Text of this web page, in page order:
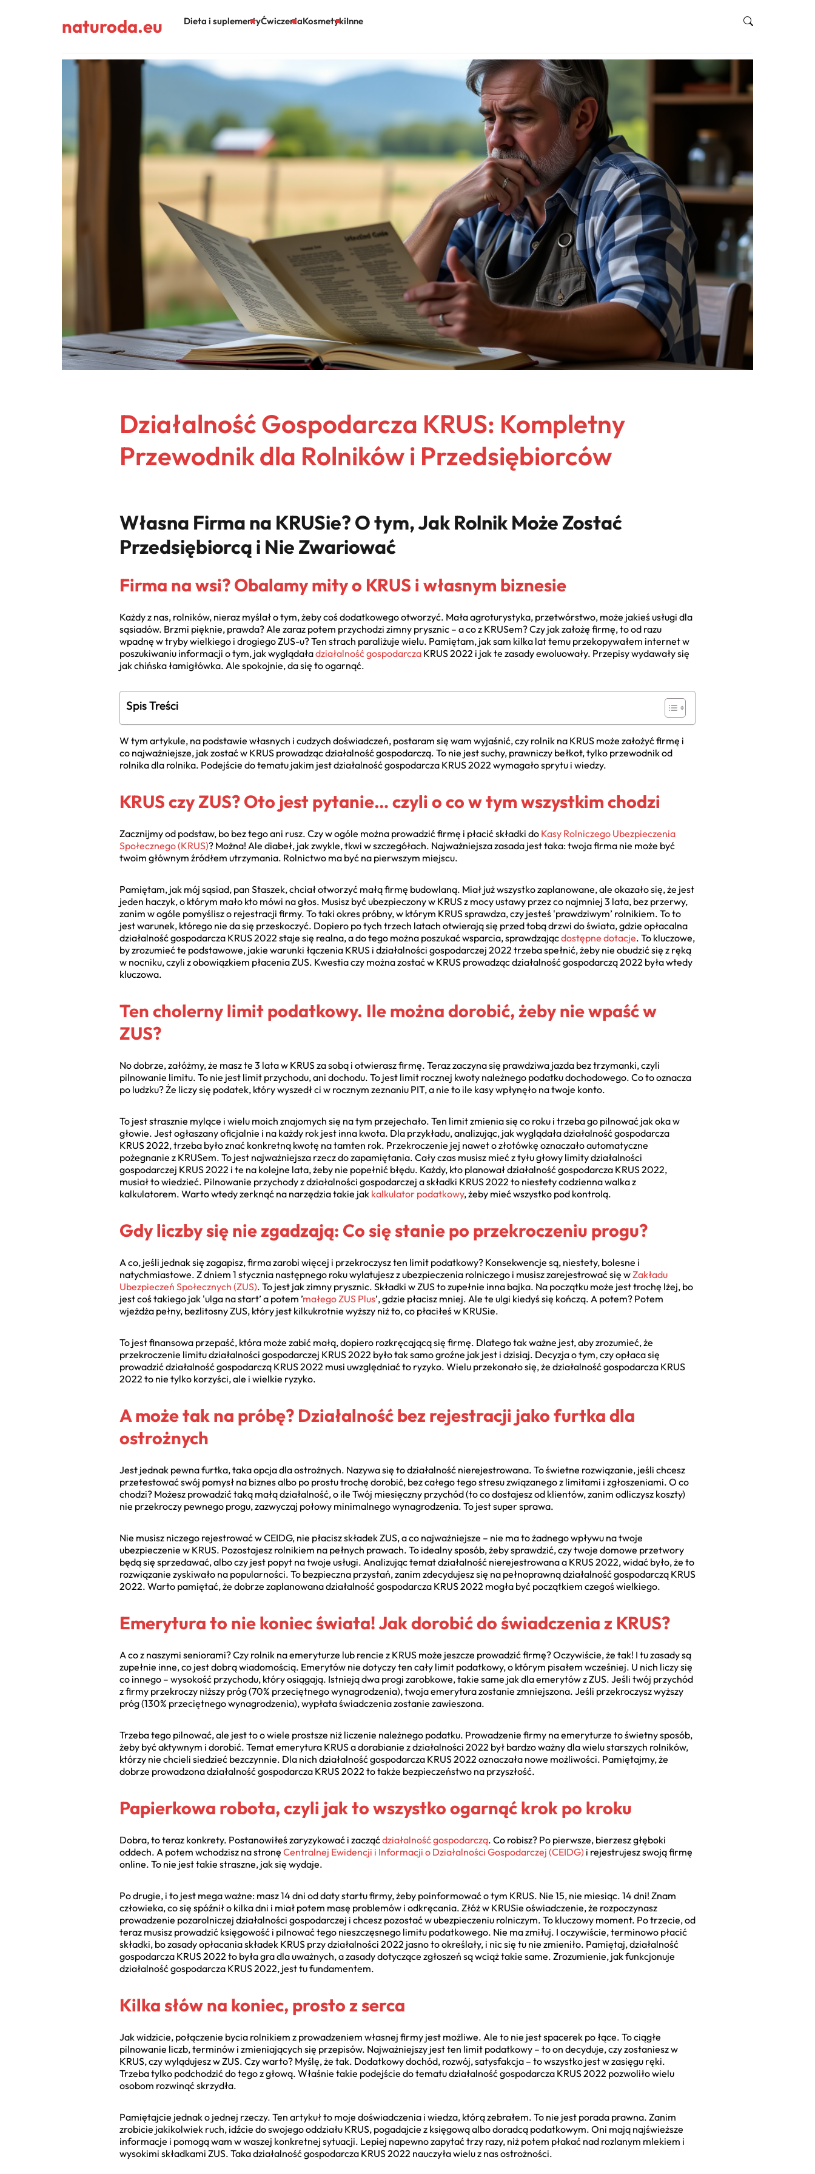
naturoda.eu Dieta i suplementyĆwiczeniaKosmetykiInne
Działalność Gospodarcza KRUS: Kompletny
Przewodnik dla Rolników i Przedsiębiorców
Własna Firma na KRUSie? O tym, Jak Rolnik Może Zostać
Przedsiębiorcą i Nie Zwariować
Firma na wsi? Obalamy mity o KRUS i własnym biznesie
Każdy z nas, rolników, nieraz myślał o tym, żeby coś dodatkowego otworzyć. Mała agroturystyka, przetwórstwo, może jakieś usługi dla
sąsiadów. Brzmi pięknie, prawda? Ale zaraz potem przychodzi zimny prysznic – a co z KRUSem? Czy jak założę firmę, to od razu
wpadnę w tryby wielkiego i drogiego ZUS-u? Ten strach paraliżuje wielu. Pamiętam, jak sam kilka lat temu przekopywałem internet w
poszukiwaniu informacji o tym, jak wyglądaładziałalność gospodarcza KRUS 2022 i jak te zasady ewoluowały. Przepisy wydawały się
jak chińska łamigłówka. Ale spokojnie, da się to ogarnąć.
Spis Treści
W tym artykule, na podstawie własnych i cudzych doświadczeń, postaram się wam wyjaśnić, czy rolnik na KRUS może założyć firmę i
co najważniejsze, jak zostać w KRUS prowadząc działalność gospodarczą. To nie jest suchy, prawniczy bełkot, tylko przewodnik od
rolnika dla rolnika. Podejście do tematu jakim jest działalność gospodarcza KRUS 2022 wymagało sprytu i wiedzy.
KRUS czy ZUS? Oto jest pytanie… czyli o co w tym wszystkim chodzi
Zacznijmy od podstaw, bo bez tego ani rusz. Czy w ogóle można prowadzić firmę i płacić składki do Kasy Rolniczego Ubezpieczenia
Społecznego (KRUS)? Można! Ale diabeł, jak zwykle, tkwi w szczegółach. Najważniejsza zasada jest taka: twoja firma nie może być
twoim głównym źródłem utrzymania. Rolnictwo ma być na pierwszym miejscu.
Pamiętam, jak mój sąsiad, pan Staszek, chciał otworzyć małą firmę budowlaną. Miał już wszystko zaplanowane, ale okazało się, że jest
jeden haczyk, o którym mało kto mówi na głos. Musisz być ubezpieczony w KRUS z mocy ustawy przez co najmniej 3 lata, bez przerwy,
zanim w ogóle pomyślisz o rejestracji firmy. To taki okres próbny, w którym KRUS sprawdza, czy jesteś 'prawdziwym’ rolnikiem. To to
jest warunek, którego nie da się przeskoczyć. Dopiero po tych trzech latach otwierają się przed tobą drzwi do świata, gdzie opłacalna
działalność gospodarcza KRUS 2022 staje się realna, a do tego można poszukać wsparcia, sprawdzającdostępne dotacje. To kluczowe,
by zrozumieć te podstawowe, jakie warunki łączenia KRUS i działalności gospodarczej 2022 trzeba spełnić, żeby nie obudzić się z ręką
w nocniku, czyli z obowiązkiem płacenia ZUS. Kwestia czy można zostać w KRUS prowadząc działalność gospodarczą 2022 była wtedy
kluczowa.
Ten cholerny limit podatkowy. Ile można dorobić, żeby nie wpaść w
ZUS?
No dobrze, załóżmy, że masz te 3 lata w KRUS za sobą i otwierasz firmę. Teraz zaczyna się prawdziwa jazda bez trzymanki, czyli
pilnowanie limitu. To nie jest limit przychodu, ani dochodu. To jest limit rocznej kwoty należnego podatku dochodowego. Co to oznacza
po ludzku? Że liczy się podatek, który wyszedł ci w rocznym zeznaniu PIT, a nie to ile kasy wpłynęło na twoje konto.
To jest strasznie mylące i wielu moich znajomych się na tym przejechało. Ten limit zmienia się co roku i trzeba go pilnować jak oka w
głowie. Jest ogłaszany oficjalnie i na każdy rok jest inna kwota. Dla przykładu, analizując, jak wyglądała działalność gospodarcza
KRUS 2022, trzeba było znać konkretną kwotę na tamten rok. Przekroczenie jej nawet o złotówkę oznaczało automatyczne
pożegnanie z KRUSem. To jest najważniejsza rzecz do zapamiętania. Cały czas musisz mieć z tyłu głowy limity działalności
gospodarczej KRUS 2022 i te na kolejne lata, żeby nie popełnić błędu. Każdy, kto planował działalność gospodarcza KRUS 2022,
musiał to wiedzieć. Pilnowanie przychody z działalności gospodarczej a składki KRUS 2022 to niestety codzienna walka z
kalkulatorem. Warto wtedy zerknąć na narzędzia takie jak kalkulator podatkowy, żeby mieć wszystko pod kontrolą.
Gdy liczby się nie zgadzają: Co się stanie po przekroczeniu progu?
A co, jeśli jednak się zagapisz, firma zarobi więcej i przekroczysz ten limit podatkowy? Konsekwencje są, niestety, bolesne i
natychmiastowe. Z dniem 1 stycznia następnego roku wylatujesz z ubezpieczenia rolniczego i musisz zarejestrować się wZakładu
Ubezpieczeń Społecznych (ZUS). To jest jak zimny prysznic. Składki w ZUS to zupełnie inna bajka. Na początku może jest trochę lżej, bo
jest coś takiego jak 'ulga na start’ a potem ’małego ZUS Plus’, gdzie płacisz mniej. Ale te ulgi kiedyś się kończą. A potem? Potem
wjeżdża pełny, bezlitosny ZUS, który jest kilkukrotnie wyższy niż to, co płaciłeś w KRUSie.
To jest finansowa przepaść, która może zabić małą, dopiero rozkręcającą się firmę. Dlatego tak ważne jest, aby zrozumieć, że
przekroczenie limitu działalności gospodarczej KRUS 2022 było tak samo groźne jak jest i dzisiaj. Decyzja o tym, czy opłaca się
prowadzić działalność gospodarczą KRUS 2022 musi uwzględniać to ryzyko. Wielu przekonało się, że działalność gospodarcza KRUS
2022 to nie tylko korzyści, ale i wielkie ryzyko.
A może tak na próbę? Działalność bez rejestracji jako furtka dla
ostrożnych
Jest jednak pewna furtka, taka opcja dla ostrożnych. Nazywa się to działalność nierejestrowana. To świetne rozwiązanie, jeśli chcesz
przetestować swój pomysł na biznes albo po prostu trochę dorobić, bez całego tego stresu związanego z limitami i zgłoszeniami. O co
chodzi? Możesz prowadzić taką małą działalność, o ile Twój miesięczny przychód (to co dostajesz od klientów, zanim odliczysz koszty)
nie przekroczy pewnego progu, zazwyczaj połowy minimalnego wynagrodzenia. To jest super sprawa.
Nie musisz niczego rejestrować w CEIDG, nie płacisz składek ZUS, a co najważniejsze – nie ma to żadnego wpływu na twoje
ubezpieczenie w KRUS. Pozostajesz rolnikiem na pełnych prawach. To idealny sposób, żeby sprawdzić, czy twoje domowe przetwory
będą się sprzedawać, albo czy jest popyt na twoje usługi. Analizując temat działalność nierejestrowana a KRUS 2022, widać było, że to
rozwiązanie zyskiwało na popularności. To bezpieczna przystań, zanim zdecydujesz się na pełnoprawną działalność gospodarczą KRUS
2022. Warto pamiętać, że dobrze zaplanowana działalność gospodarcza KRUS 2022 mogła być początkiem czegoś wielkiego.
Emerytura to nie koniec świata! Jak dorobić do świadczenia z KRUS?
A co z naszymi seniorami? Czy rolnik na emeryturze lub rencie z KRUS może jeszcze prowadzić firmę? Oczywiście, że tak! I tu zasady są
zupełnie inne, co jest dobrą wiadomością. Emerytów nie dotyczy ten cały limit podatkowy, o którym pisałem wcześniej. U nich liczy się
co innego – wysokość przychodu, który osiągają. Istnieją dwa progi zarobkowe, takie same jak dla emerytów z ZUS. Jeśli twój przychód
z firmy przekroczy niższy próg (70% przeciętnego wynagrodzenia), twoja emerytura zostanie zmniejszona. Jeśli przekroczysz wyższy
próg (130% przeciętnego wynagrodzenia), wypłata świadczenia zostanie zawieszona.
Trzeba tego pilnować, ale jest to o wiele prostsze niż liczenie należnego podatku. Prowadzenie firmy na emeryturze to świetny sposób,
żeby być aktywnym i dorobić. Temat emerytura KRUS a dorabianie z działalności 2022 był bardzo ważny dla wielu starszych rolników,
którzy nie chcieli siedzieć bezczynnie. Dla nich działalność gospodarcza KRUS 2022 oznaczała nowe możliwości. Pamiętajmy, że
dobrze prowadzona działalność gospodarcza KRUS 2022 to także bezpieczeństwo na przyszłość.
Papierkowa robota, czyli jak to wszystko ogarnąć krok po kroku
Dobra, to teraz konkrety. Postanowiłeś zaryzykować i zacząćdziałalność gospodarczą. Co robisz? Po pierwsze, bierzesz głęboki
oddech. A potem wchodzisz na stronę Centralnej Ewidencji i Informacji o Działalności Gospodarczej (CEIDG) i rejestrujesz swoją firmę
online. To nie jest takie straszne, jak się wydaje.
Po drugie, i to jest mega ważne: masz 14 dni od daty startu firmy, żeby poinformować o tym KRUS. Nie 15, nie miesiąc. 14 dni! Znam
człowieka, co się spóźnił o kilka dni i miał potem masę problemów i odkręcania. Złóż w KRUSie oświadczenie, że rozpoczynasz
prowadzenie pozarolniczej działalności gospodarczej i chcesz pozostać w ubezpieczeniu rolniczym. To kluczowy moment. Po trzecie, od
teraz musisz prowadzić księgowość i pilnować tego nieszczęsnego limitu podatkowego. Nie ma zmiłuj. I oczywiście, terminowo płacić
składki, bo zasady opłacania składek KRUS przy działalności 2022 jasno to określały, i nic się tu nie zmieniło. Pamiętaj, działalność
gospodarcza KRUS 2022 to była gra dla uważnych, a zasady dotyczące zgłoszeń są wciąż takie same. Zrozumienie, jak funkcjonuje
działalność gospodarcza KRUS 2022, jest tu fundamentem.
Kilka słów na koniec, prosto z serca
Jak widzicie, połączenie bycia rolnikiem z prowadzeniem własnej firmy jest możliwe. Ale to nie jest spacerek po łące. To ciągłe
pilnowanie liczb, terminów i zmieniających się przepisów. Najważniejszy jest ten limit podatkowy – to on decyduje, czy zostaniesz w
KRUS, czy wylądujesz w ZUS. Czy warto? Myślę, że tak. Dodatkowy dochód, rozwój, satysfakcja – to wszystko jest w zasięgu ręki.
Trzeba tylko podchodzić do tego z głową. Właśnie takie podejście do tematu działalność gospodarcza KRUS 2022 pozwoliło wielu
osobom rozwinąć skrzydła.
Pamiętajcie jednak o jednej rzeczy. Ten artykuł to moje doświadczenia i wiedza, którą zebrałem. To nie jest porada prawna. Zanim
zrobicie jakikolwiek ruch, idźcie do swojego oddziału KRUS, pogadajcie z księgową albo doradcą podatkowym. Oni mają najświeższe
informacje i pomogą wam w waszej konkretnej sytuacji. Lepiej napewno zapytać trzy razy, niż potem płakać nad rozlanym mlekiem i
wysokimi składkami ZUS. Taka działalność gospodarcza KRUS 2022 nauczyła wielu z nas ostrożności.